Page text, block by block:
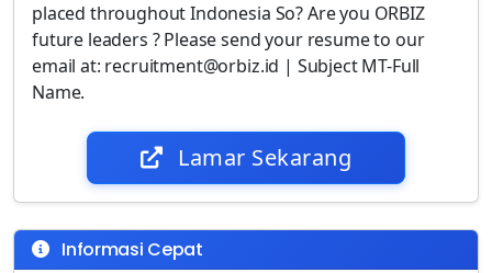
placed throughout Indonesia So? Are you ORBIZ
future leaders ? Please send your resume to our
email at: recruitment@orbiz.id | Subject MT-Full
Name.
Lamar Sekarang
Informasi Cepat